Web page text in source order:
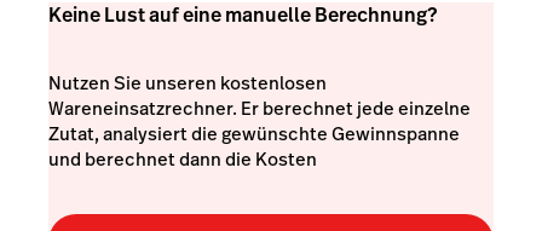
Keine Lust auf eine manuelle Berechnung?
Nutzen Sie unseren kostenlosen
Wareneinsatzrechner. Er berechnet jede einzelne
Zutat, analysiert die gewünschte Gewinnspanne
und berechnet dann die Kosten